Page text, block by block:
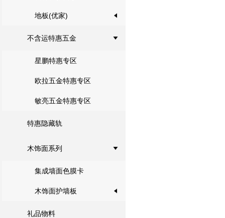
地板(优家)
不含运特惠五金
星鹏特惠专区
欧拉五金特惠专区
敏亮五金特惠专区
特惠隐藏轨
木饰面系列
集成墙面色膜卡
木饰面护墙板
礼品物料